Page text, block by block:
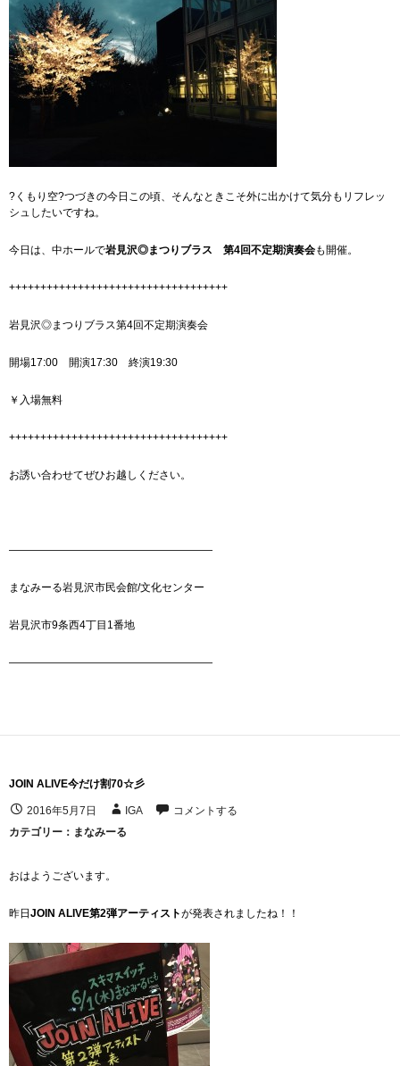
?くもり空?つづきの今日この頃、そんなときこそ外に出かけて気分もリフレッ
シュしたいですね。
今日は、中ホールで岩見沢◎まつりブラス 第4回不定期演奏会も開催。
+++++++++++++++++++++++++++++++++++
岩見沢◎まつりブラス第4回不定期演奏会
開場17:00 開演17:30 終演19:30
￥入場無料
+++++++++++++++++++++++++++++++++++
お誘い合わせてぜひお越しください。
———————————————————
まなみーる岩見沢市民会館/文化センター
岩見沢市9条西4丁目1番地
———————————————————
JOIN ALIVE今だけ割70☆彡
2016年5月7日 IGA
コメントする
カテゴリー： まなみーる
おはようございます。
昨日 JOIN ALIVE第2弾アーティストが発表されましたね！！